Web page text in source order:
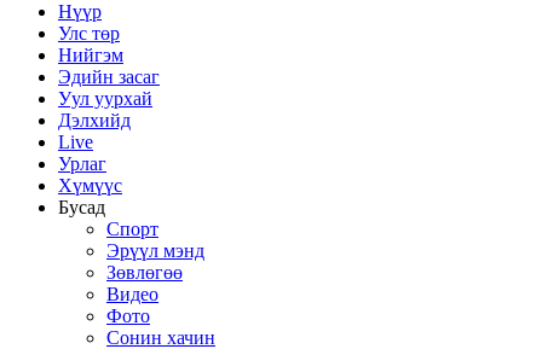
Нүүр
Улс төр
Нийгэм
Эдийн засаг
Уул уурхай
Дэлхийд
Live
Урлаг
Хүмүүс
Бусад
Спорт
Эрүүл мэнд
Зөвлөгөө
Видео
Фото
Сонин хачин